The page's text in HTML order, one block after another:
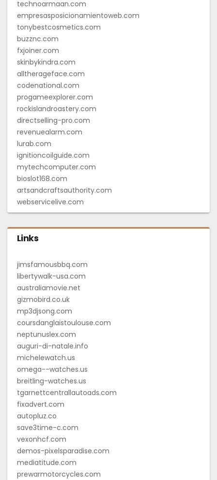
technoarmaan.com
empresasposicionamientoweb.com
tonybestcosmetics.com
buzznc.com
fxjoiner.com
skinbykindra.com
alltherageface.com
codenational.com
progameexplorer.com
rockislandroastery.com
directselling-pro.com
revenuealarm.com
lurab.com
ignitioncoilguide.com
mytechcomputer.com
bioslot168.com
artsandcraftsauthority.com
webservicelive.com
Links
jimsfamousbbq.com
libertywalk-usa.com
australiamovie.net
gizmobird.co.uk
mp3djsong.com
coursdanglaistoulouse.com
neptunuslex.com
auguri-di-natale.info
michelewatch.us
omega--watches.us
breitling-watches.us
tgarnettcentrallautoads.com
fixadvert.com
autopluz.co
save3time-c.com
vexonhcf.com
demos-pixelsparadise.com
mediatitude.com
prewarmotorcycles.com